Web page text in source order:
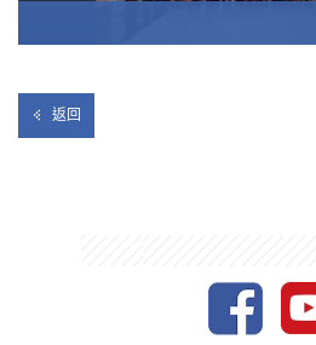
學生們十分享受這 6 天的旅程。透
返回